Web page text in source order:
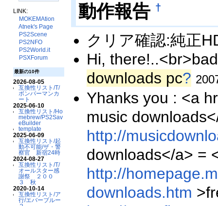
LINK:
MOKEMAtion
Atnek's Page
PS2Scene
PS2NFO
PS2World.it
PSXForum
最新の10件
2026-08-05
互換性リスト/T/
ボンバーマンカ
ート
2025-06-10
互換性リスト/Ho
mebrew/PS2Sav
eBuilder
template
2025-06-09
互換性リスト/起
動不可能/ザ・警
察官 新宿24時
2024-08-27
互換性リスト/T/
オールスター感
謝祭 ２００
３ 秋
2020-10-14
互換性リスト/ア
行/エバーブルー
動作報告 †
クリア確認:純正
Hi,
downloads pc?
Yhanks you : <a
music
http://
downloads</a> =
http://
downloads.htm